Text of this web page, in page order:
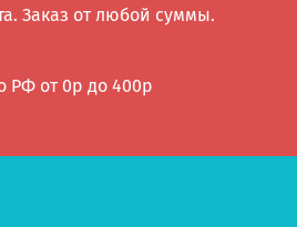
Заказ от любой суммы.
РФ от 0р до 400р